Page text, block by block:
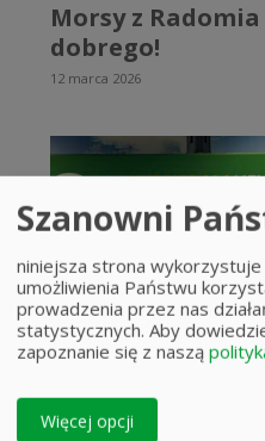
Morsy z
dobrego!
12 marca 2026
Szanowni
niniejsza strona wykorzystuje
umożliwienia Państwu
prowadzenia przez nas
statystycznych. Aby
zapoznanie się z naszą
Więcej opcji